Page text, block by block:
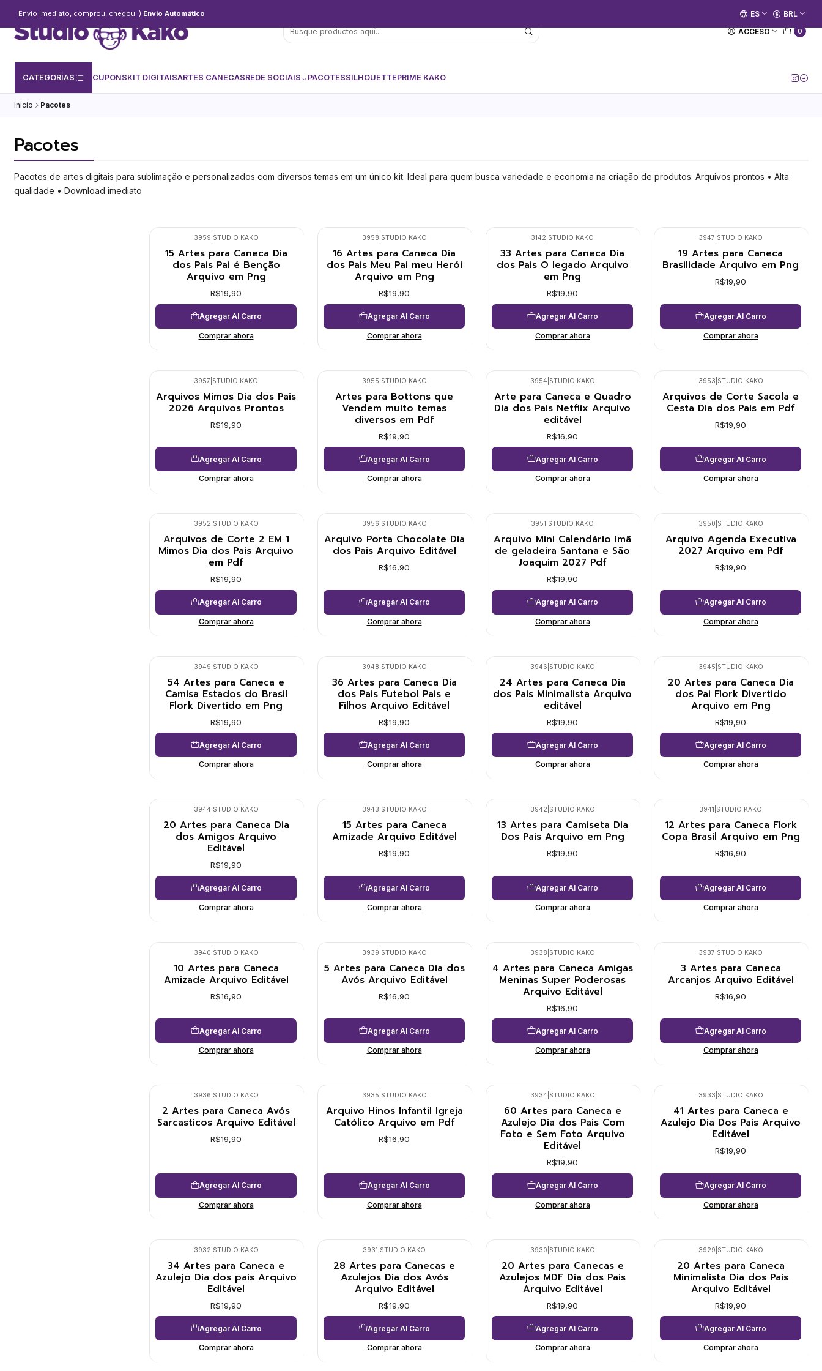
ACCESO 0
CATEGORÍAS CUPONSKIT DIGITAISARTES CANECASREDE SOCIAIS PACOTESSILHOUETTEPRIME KAKO
Envio Imediato, comprou, chegou :) Envio Automático [Entrar no Canal]
ES BRL
Inicio Pacotes
Pacotes
Pacotes de artes digitais para sublimação e personalizados com diversos temas em um único kit. Ideal para quem busca variedade e economia na criação de produtos. Arquivos prontos • Alta
qualidade • Download imediato
3959 STUDIO KAKO
15 Artes para Caneca Dia
dos Pais Pai é Benção
Arquivo em Png
R$19,90
Agregar Al Carro
Comprar ahora
3958 STUDIO KAKO
16 Artes para Caneca Dia
dos Pais Meu Pai meu Herói
Arquivo em Png
R$19,90
Agregar Al Carro
Comprar ahora
3142 STUDIO KAKO
33 Artes para Caneca Dia
dos Pais O legado Arquivo
em Png
R$19,90
Agregar Al Carro
Comprar ahora
3947 STUDIO KAKO
19 Artes para Caneca
Brasilidade Arquivo em Png
R$19,90
Agregar Al Carro
Comprar ahora
3957 STUDIO KAKO
Arquivos Mimos Dia dos Pais
2026 Arquivos Prontos
R$19,90
Agregar Al Carro
Comprar ahora
3955 STUDIO KAKO
Artes para Bottons que
Vendem muito temas
diversos em Pdf
R$19,90
Agregar Al Carro
Comprar ahora
3954 STUDIO KAKO
Arte para Caneca e Quadro
Dia dos Pais Netflix Arquivo
editável
R$16,90
Agregar Al Carro
Comprar ahora
3953 STUDIO KAKO
Arquivos de Corte Sacola e
Cesta Dia dos Pais em Pdf
R$19,90
Agregar Al Carro
Comprar ahora
3952 STUDIO KAKO
Arquivos de Corte 2 EM 1
Mimos Dia dos Pais Arquivo
em Pdf
R$19,90
Agregar Al Carro
Comprar ahora
3956 STUDIO KAKO
Arquivo Porta Chocolate Dia
dos Pais Arquivo Editável
R$16,90
Agregar Al Carro
Comprar ahora
3951 STUDIO KAKO
Arquivo Mini Calendário Imã
de geladeira Santana e São
Joaquim 2027 Pdf
R$19,90
Agregar Al Carro
Comprar ahora
3950 STUDIO KAKO
Arquivo Agenda Executiva
2027 Arquivo em Pdf
R$19,90
Agregar Al Carro
Comprar ahora
3949 STUDIO KAKO
54 Artes para Caneca e
Camisa Estados do Brasil
Flork Divertido em Png
R$19,90
Agregar Al Carro
Comprar ahora
3948 STUDIO KAKO
36 Artes para Caneca Dia
dos Pais Futebol Pais e
Filhos Arquivo Editável
R$19,90
Agregar Al Carro
Comprar ahora
3946 STUDIO KAKO
24 Artes para Caneca Dia
dos Pais Minimalista Arquivo
editável
R$19,90
Agregar Al Carro
Comprar ahora
3945 STUDIO KAKO
20 Artes para Caneca Dia
dos Pai Flork Divertido
Arquivo em Png
R$19,90
Agregar Al Carro
Comprar ahora
3944 STUDIO KAKO
20 Artes para Caneca Dia
dos Amigos Arquivo
Editável
R$19,90
Agregar Al Carro
Comprar ahora
3943 STUDIO KAKO
15 Artes para Caneca
Amizade Arquivo Editável
R$19,90
Agregar Al Carro
Comprar ahora
3942 STUDIO KAKO
13 Artes para Camiseta Dia
Dos Pais Arquivo em Png
R$19,90
Agregar Al Carro
Comprar ahora
3941 STUDIO KAKO
12 Artes para Caneca Flork
Copa Brasil Arquivo em Png
R$16,90
Agregar Al Carro
Comprar ahora
3940 STUDIO KAKO
10 Artes para Caneca
Amizade Arquivo Editável
R$16,90
Agregar Al Carro
Comprar ahora
3939 STUDIO KAKO
5 Artes para Caneca Dia dos
Avós Arquivo Editável
R$16,90
Agregar Al Carro
Comprar ahora
3938 STUDIO KAKO
4 Artes para Caneca Amigas
Meninas Super Poderosas
Arquivo Editável
R$16,90
Agregar Al Carro
Comprar ahora
3937 STUDIO KAKO
3 Artes para Caneca
Arcanjos Arquivo Editável
R$16,90
Agregar Al Carro
Comprar ahora
3936 STUDIO KAKO
2 Artes para Caneca Avós
Sarcasticos Arquivo Editável
R$19,90
Agregar Al Carro
Comprar ahora
3935 STUDIO KAKO
Arquivo Hinos Infantil Igreja
Católico Arquivo em Pdf
R$16,90
Agregar Al Carro
Comprar ahora
3934 STUDIO KAKO
60 Artes para Caneca e
Azulejo Dia dos Pais Com
Foto e Sem Foto Arquivo
Editável
R$19,90
Agregar Al Carro
Comprar ahora
3933 STUDIO KAKO
41 Artes para Caneca e
Azulejo Dia Dos Pais Arquivo
Editável
R$19,90
Agregar Al Carro
Comprar ahora
3932 STUDIO KAKO
34 Artes para Caneca e
Azulejo Dia dos pais Arquivo
Editável
R$19,90
Agregar Al Carro
Comprar ahora
3931 STUDIO KAKO
28 Artes para Canecas e
Azulejos Dia dos Avós
Arquivo Editável
R$19,90
Agregar Al Carro
Comprar ahora
3930 STUDIO KAKO
20 Artes para Canecas e
Azulejos MDF Dia dos Pais
Arquivo Editável
R$19,90
Agregar Al Carro
Comprar ahora
3929 STUDIO KAKO
20 Artes para Caneca
Minimalista Dia dos Pais
Arquivo Editável
R$19,90
Agregar Al Carro
Comprar ahora